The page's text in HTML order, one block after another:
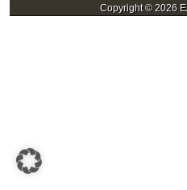
Copyright © 2026